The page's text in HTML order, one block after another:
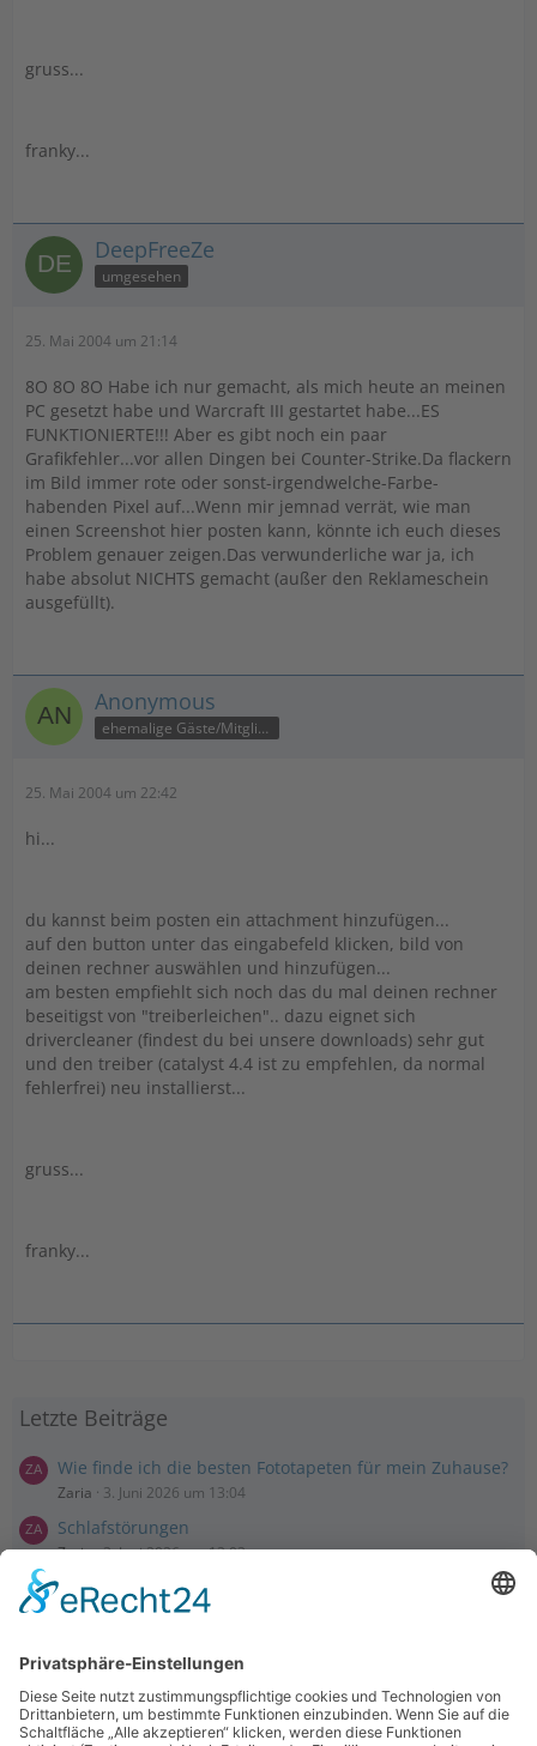
gruss...
franky...
DeepFreeZe
umgesehen
25. Mai 2004 um 21:14
8O 8O 8O Habe ich nur gemacht, als mich heute an meinen
PC gesetzt habe und Warcraft III gestartet habe...ES
FUNKTIONIERTE!!! Aber es gibt noch ein paar
Grafikfehler...vor allen Dingen bei Counter-Strike.Da flackern
im Bild immer rote oder sonst-irgendwelche-Farbe-
habenden Pixel auf...Wenn mir jemnad verrät, wie man
einen Screenshot hier posten kann, könnte ich euch dieses
Problem genauer zeigen.Das verwunderliche war ja, ich
habe absolut NICHTS gemacht (außer den Reklameschein
ausgefüllt).
Anonymous
ehemalige Gäste/Mitglieder
25. Mai 2004 um 22:42
hi...
du kannst beim posten ein attachment hinzufügen...
auf den button unter das eingabefeld klicken, bild von
deinen rechner auswählen und hinzufügen...
am besten empfiehlt sich noch das du mal deinen rechner
beseitigst von "treiberleichen".. dazu eignet sich
drivercleaner (findest du bei unsere downloads) sehr gut
und den treiber (catalyst 4.4 ist zu empfehlen, da normal
fehlerfrei) neu installierst...
gruss...
franky...
Letzte Beiträge
Wie finde ich die besten Fototapeten für mein Zuhause?
Zaria 3. Juni 2026 um 13:04
Schlafstörungen
Zaria 3. Juni 2026 um 13:03
Ms word to PDF
Manuellsen 28. Mai 2026 um 10:31
MasonOgden 24. August 2025 um 10:58
Was habt ihr euch zuletzt gekauft?
LarsKlars 3. März 2025 um 10:08